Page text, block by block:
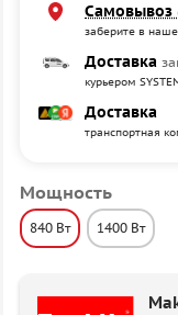
Мощность
840 Вт 1400 Вт
Самовывоз
заберите в
Доставка
курьером
Доставка
транспортная